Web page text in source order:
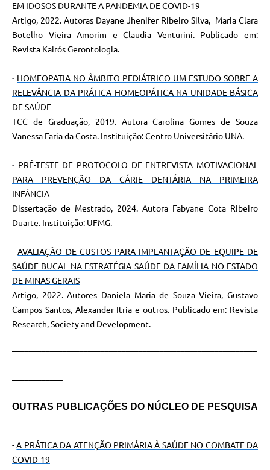
EM IDOSOS DURANTE A PANDEMIA DE COVID-19
Artigo, 2022. Autoras Dayane Jhenifer Ribeiro Silva, Maria Clara
Botelho Vieira Amorim e Claudia Venturini. Publicado em:
Revista Kairós Gerontologia.
- HOMEOPATIA NO ÂMBITO PEDIÁTRICO UM ESTUDO SOBRE A
RELEVÂNCIA DA PRÁTICA HOMEOPÁTICA NA UNIDADE BÁSICA
DE SAÚDE
TCC de Graduação, 2019. Autora Carolina Gomes de Souza
Vanessa Faria da Costa. Instituição: Centro Universitário UNA.
- PRÉ-TESTE DE PROTOCOLO DE ENTREVISTA MOTIVACIONAL
PARA PREVENÇÃO DA CÁRIE DENTÁRIA NA PRIMEIRA
INFÂNCIA
Dissertação de Mestrado, 2024. Autora Fabyane Cota Ribeiro
Duarte. Instituição: UFMG.
-AVALIAÇÃO DE CUSTOS PARA IMPLANTAÇÃO DE EQUIPE DE
SAÚDE BUCAL NA ESTRATÉGIA SAÚDE DA FAMÍLIA NO ESTADO
DE MINAS GERAIS
Artigo, 2022. Autores Daniela Maria de Souza Vieira, Gustavo
Campos Santos, Alexander Itria e outros. Publicado em: Revista
Research, Society and Development.
OUTRAS PUBLICAÇÕES DO NÚCLEO DE PESQUISA
-A PRÁTICA DA ATENÇÃO PRIMÁRIA À SAÚDE NO COMBATE DA
COVID-19